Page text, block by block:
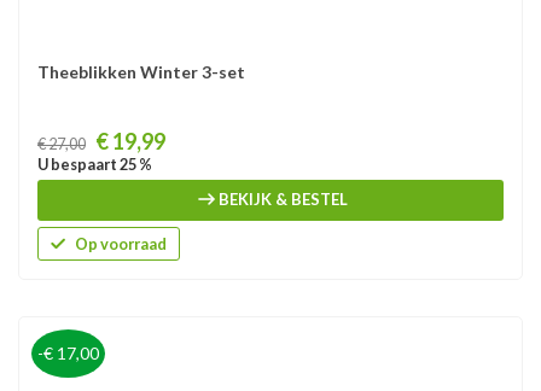
Theeblikken Winter 3-set
Prijs
€ 27,00 € 19,99
U bespaart 25 %
BEKIJK & BESTEL
Op voorraad
-€ 17,00